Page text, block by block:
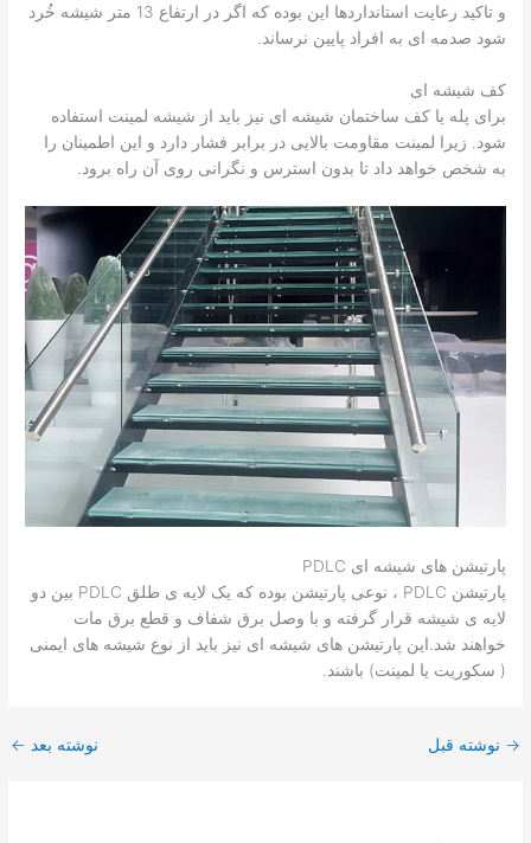
و تاکید رعایت استانداردها این بوده که اگر در ارتفاع 13 متر شیشه خُرد
شود صدمه ای به افراد پایین نرساند.
کف شیشه ای
برای پله یا کف ساختمان شیشه ای نیز باید از شیشه لمینت استفاده
شود. زیرا لمینت مقاومت بالایی در برابر فشار دارد و این اطمینان را
به شخص خواهد داد تا بدون استرس و نگرانی روی آن راه برود.
پارتیشن های شیشه ای PDLC
پارتیشن PDLC ، نوعی پارتیشن بوده که یک لایه ی طلق PDLC بین دو
لایه ی شیشه قرار گرفته و با وصل برق شفاف و قطع برق مات
خواهند شد.این پارتیشن های شیشه ای نیز باید از نوع شیشه های ایمنی
( سکوریت یا لمینت) باشند.
→ نوشته قبل نوشته بعد ←